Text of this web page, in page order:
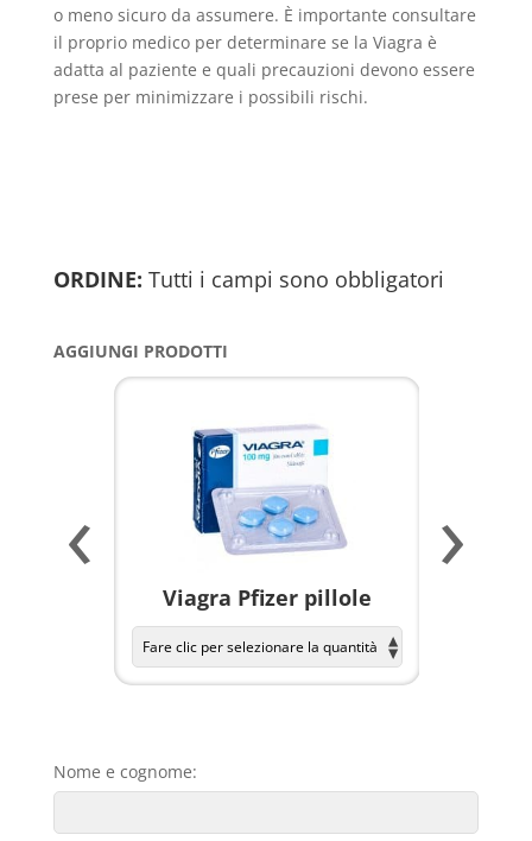
o meno sicuro da assumere. È importante consultare
il proprio medico per determinare se la Viagra è
adatta al paziente e quali precauzioni devono essere
prese per minimizzare i possibili rischi.
ORDINE: Tutti i campi sono obbligatori
AGGIUNGI PRODOTTI
Viagra Pfizer pillole
‹ ›
Nome e cognome: